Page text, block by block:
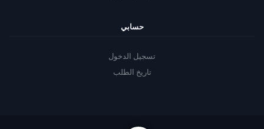
حسابي
تسجيل الدخول
تاريخ الطلب